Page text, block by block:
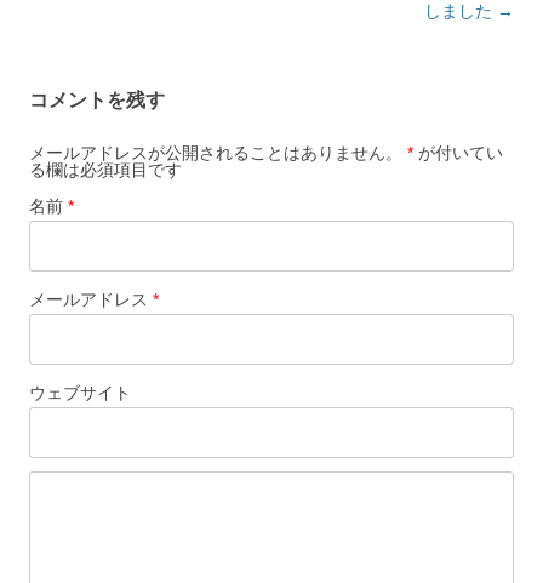
しました →
コメントを残す
メールアドレスが公開されることはありません。 * が付いてい
る欄は必須項目です
名前 *
メールアドレス *
ウェブサイト